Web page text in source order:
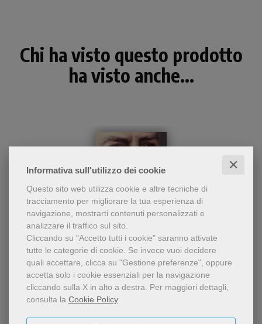
Informativa sull'utilizzo dei cookie ✕
Questo sito web utilizza cookie e altre tecniche di
tracciamento per migliorare la tua esperienza di
navigazione, mostrarti contenuti personalizzati e
analizzare il traffico sul sito.
Cliccando su "Accetto tutti i cookie" saranno attivate
tutte le categorie di cookie. Se invece vuoi decidere
quali accettare, clicca su "Gestione preferenze", oppure
accetta solo i cookie essenziali per la navigazione
cliccando sulla X in alto a destra. Per maggiori dettagli,
consulta la Cookie Policy.
Chi ha visto questo prodotto
ha visto anche...
- 5%
Il libro raccoglie brani
dall'epistolario, alcuni temi
di quando Padre Pio era
scolaro, novizio e studente
in teologia. Una lettura che
Piero Lazzarin
Padre Pio
9,00 €